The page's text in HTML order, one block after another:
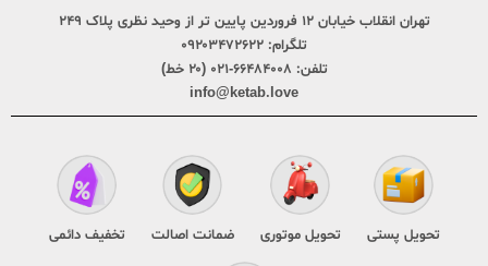
تهران انقلاب خیابان ۱۲ فروردین پایین تر از وحید نظری پلاک ۲۴۹
تلگرام: ۰۹۲۰۳۴۷۲۶۲۲
تلفن: ۶۶۴۸۴۰۰۸-۰۲۱ (۲۰ خط)
info@ketab.love
تحویل پستی تحویل موتوری ضمانت اصالت تخفیف دائمی